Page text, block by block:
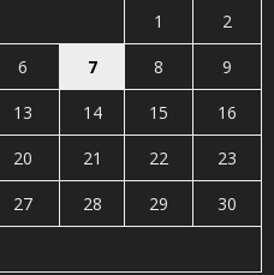
1
2
6 7 8
9
13 14 15
16
20 21 22
23
27 28 29
30